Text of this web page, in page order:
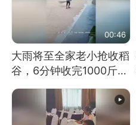
00:46
大雨将至全家老小抢收稻
谷，6分钟收完1000斤，
没有一个人掉链子